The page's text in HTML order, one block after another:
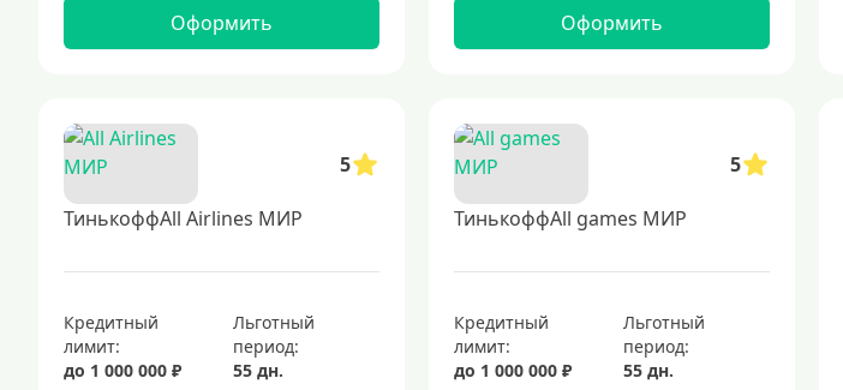
Оформить Оформить
5
ТинькоффAll Airlines МИР
Кредитный
лимит:
до 1 000 000 ₽
Льготный
период:
55 дн.
5
ТинькоффAll games МИР
Кредитный
лимит:
до 1 000 000 ₽
Льготный
период:
55 дн.